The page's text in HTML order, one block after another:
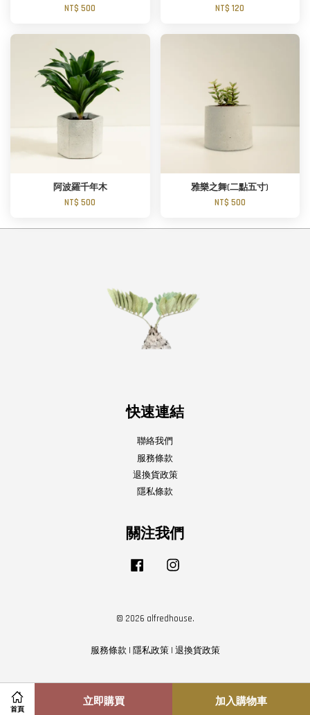
首頁
立即購買 加入購物車
NT$ 500
NT$ 120
阿波羅千年木
NT$ 500
雅樂之舞(二點五寸)
NT$ 500
快速連結
聯絡我們
服務條款
退換貨政策
隱私條款
關注我們
Facebook
© 2026 alfredhouse.
服務條款| 隱私政策| 退換貨政策